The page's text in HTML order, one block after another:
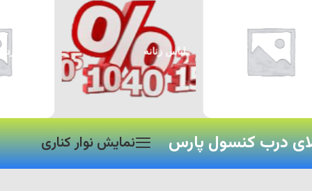
لوازم جانبی پژو ۲۰۷ لوازم جانبی خودرو
درب کنسول پارس نمایش نوار کناری